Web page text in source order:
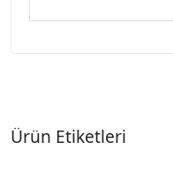
Ürün Etiketleri